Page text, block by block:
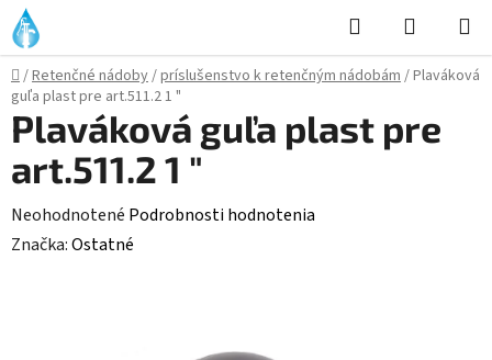
Prejsť
na
obsah
Hľadať
KOŠÍK
Domov
/Retenčné nádoby/príslušenstvo k retenčným nádobám/Plaváková
guľa plast pre art.511.2 1 "
Plaváková guľa plast pre
art.511.2 1 "
Priemerné
hodnotenie
Neohodnotené Podrobnosti hodnotenia
Značka:Ostatné